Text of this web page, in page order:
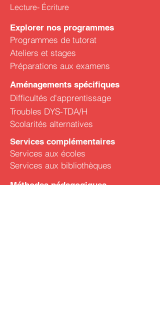
Lecture- Écriture
Explorer nos programmes
Programmes de tutorat
Ateliers et stages
Préparations aux examens
Aménagements spécifiques
Difficultés d'apprentissage
Troubles DYS-TDA/H
Scolarités alternatives
Services complémentaires
Services aux écoles
Services aux bibliothèques
Méthodes pédagogiques